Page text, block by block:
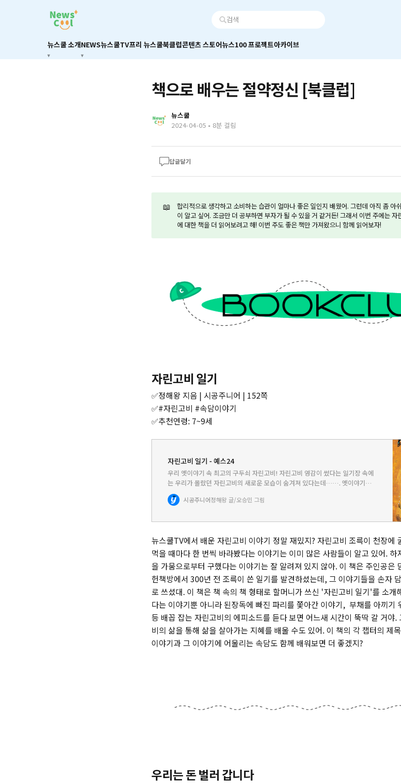
뉴스쿨 소개NEWS뉴스쿨TV프리 뉴스쿨북클럽콘텐츠 스토어뉴스100 프로젝트아카이브
책으로 배우는 절약정신 [북클럽]
뉴스쿨
2024-04-05 - 8분 걸림
답글달기
📖
합리적으로 생각하고 소비하는 습관이 얼마나 좋은 일인지 배웠어. 그런데 아직 좀 아
이 알고 싶어. 조금만 더 공부하면 부자가 될 수 있을 거 같거든! 그래서 이번 주에는
에 대한 책을 더 읽어보려고 해! 이번 주도 좋은 책만 가져왔으니 함께 읽어보자!
자린고비 일기
✅정해왕 지음 | 시공주니어 | 152쪽
✅#자린고비 #속담이야기
✅추천연령: 7~9세
자린고비 일기 - 예스24
우리 옛이야기 속 최고의 구두쇠 자린고비! 자린고비 영감이 썼다는 일기장 속에
는 우리가 몰랐던 자린고비의 새로운 모습이 숨겨져 있다는데……. 옛이야기에
종종 등장하는 구두쇠의 대명사 자린고비. 자린고비에 대해서는 설화를 비롯해
많은 이야기들이 전하고 있지만 대…
시공주니어정해왕 글/오승민 그림
뉴스쿨TV에서 배운 자린고비 이야기 정말 재밌지? 자린고비 조륵이 천장에
먹을 때마다 한 번씩 바라봤다는 이야기는 이미 많은 사람들이 알고 있어.
을 가뭄으로부터 구했다는 이야기는 잘 알려져 있지 않아. 이 책은 주인공은
헌책방에서 300년 전 조륵이 쓴 일기를 발견하셨는데, 그 이야기들을 손자
로 쓰셨대. 이 책은 책 속의 책 형태로 할머니가 쓰신 '자린고비 일기'를 소개
다는 이야기뿐 아니라 된장독에 빠진 파리를 쫓아간 이야기, 부채를 아끼기
등 배꼽 잡는 자린고비의 에피소드를 듣다 보면 어느새 시간이 뚝딱 갈 거야
비의 삶을 통해 삶을 살아가는 지혜를 배울 수도 있어. 이 책의 각 챕터의 제
이야기과 그 이야기에 어울리는 속담도 함께 배워보면 더 좋겠지?
우리는 돈 벌러 갑니다